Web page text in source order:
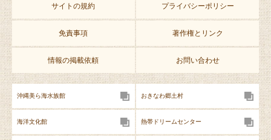
サイトの規約 プライバシーポリシー
免責事項 著作権とリンク
情報の掲載依頼 お問い合わせ
沖縄美ら海水族館 おきなわ郷土村
海洋文化館 熱帯ドリームセンター